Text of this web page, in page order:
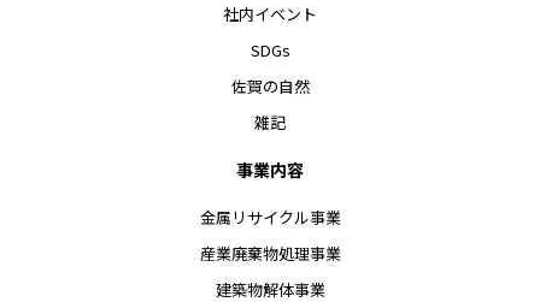
社内イベント
SDGs
佐賀の自然
雑記
事業内容
金属リサイクル事業
産業廃棄物処理事業
建築物解体事業